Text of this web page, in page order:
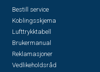
Bestill service
Koblingsskjema
Lufttrykktabell
Brukermanual
Reklamasjoner
Vedlikeholdsråd